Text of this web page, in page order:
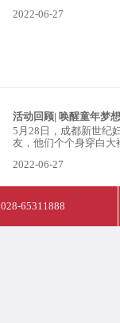
2022-06-27
活动回顾| 唤醒童年梦
5月28日，成都新世纪
友，他们个个身穿白大
2022-06-27
028-65311888